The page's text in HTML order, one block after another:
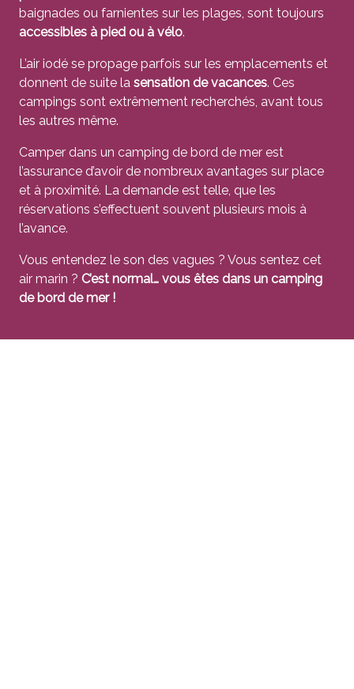
baignades ou farnientes sur les plages, sont toujours
accessibles à pied ou à vélo.
L’air iodé se propage parfois sur les emplacements et
donnent de suite la sensation de vacances. Ces
campings sont extrêmement recherchés, avant tous
les autres même.
Camper dans un camping de bord de mer est
l’assurance d’avoir de nombreux avantages sur place
et à proximité. La demande est telle, que les
réservations s’effectuent souvent plusieurs mois à
l’avance.
Vous entendez le son des vagues ? Vous sentez cet
air marin ? C’est normal… vous êtes dans un camping
de bord de mer !